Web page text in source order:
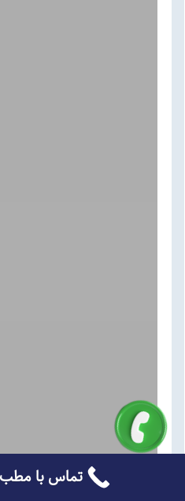
تماس با مطب